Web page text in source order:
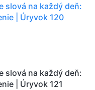
slová na každý deň:
| Úryvok 120
slová na každý deň:
| Úryvok 121